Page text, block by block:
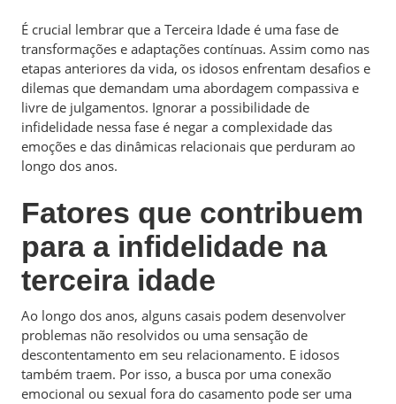
É crucial lembrar que a Terceira Idade é uma fase de
transformações e adaptações contínuas. Assim como nas
etapas anteriores da vida, os idosos enfrentam desafios e
dilemas que demandam uma abordagem compassiva e
livre de julgamentos. Ignorar a possibilidade de
infidelidade nessa fase é negar a complexidade das
emoções e das dinâmicas relacionais que perduram ao
longo dos anos.
Fatores que contribuem
para a infidelidade na
terceira idade
Ao longo dos anos, alguns casais podem desenvolver
problemas não resolvidos ou uma sensação de
descontentamento em seu relacionamento. E idosos
também traem. Por isso, a busca por uma conexão
emocional ou sexual fora do casamento pode ser uma